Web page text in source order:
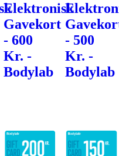
Elektronisk
Gavekort
- 600
Kr. -
Bodylab
- 500
Kr. -
Bodylab